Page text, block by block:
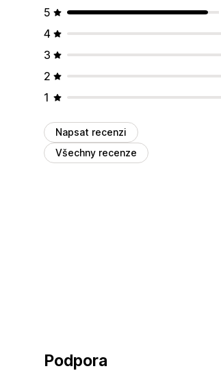
5
4
3
2
1
Napsat recenzi
Všechny recenze
Podpora